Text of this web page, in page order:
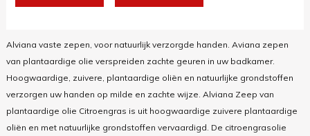
Alviana vaste zepen, voor natuurlijk verzorgde handen. Aviana zepen
van plantaardige olie verspreiden zachte geuren in uw badkamer.
Hoogwaardige, zuivere, plantaardige oliën en natuurlijke grondstoffen
verzorgen uw handen op milde en zachte wijze. Alviana Zeep van
plantaardige olie Citroengras is uit hoogwaardige zuivere plantaardige
oliën en met natuurlijke grondstoffen vervaardigd. De citroengrasolie